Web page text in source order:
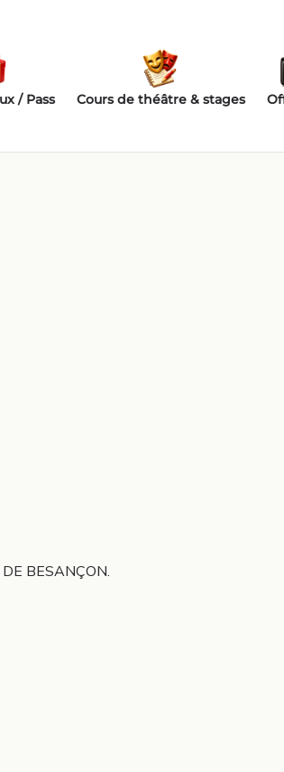
/ Pass Cours de théâtre & stages
BESANÇON.